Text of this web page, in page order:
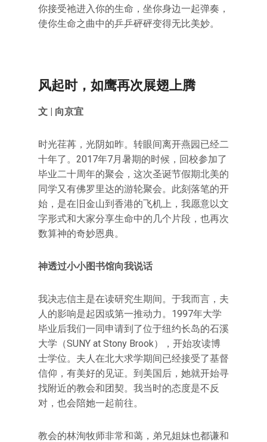
你接受祂进入你的生命，坐你身边一起弹奏，
使你生命之曲中的乒乒砰砰变得无比美妙。
风起时，如鹰再次展翅上腾
文 | 向京宜
时光荏苒，光阴如昨。转眼间离开燕园已经二
十年了。2017年7月暑期的时候，回校参加了
毕业二十周年的聚会，这次圣诞节假期北美的
同学又有佛罗里达的游轮聚会。此刻落笔的开
始，是在旧金山到香港的飞机上，我愿意以文
字形式和大家分享生命中的几个片段，也再次
数算神的奇妙恩典。
神透过小小图书馆向我说话
我决志信主是在读研究生期间。于我而言，夫
人的影响是起因或第一推动力。1997年大学
毕业后我们一同申请到了位于纽约长岛的石溪
大学（SUNY at Stony Brook），开始攻读博
士学位。夫人在北大求学期间已经接受了基督
信仰，有美好的见证。到美国后，她就开始寻
找附近的教会和团契。我当时的态度是不反
对，也会陪她一起前往。
教会的林洵牧师非常和蔼，弟兄姐妹也都谦和